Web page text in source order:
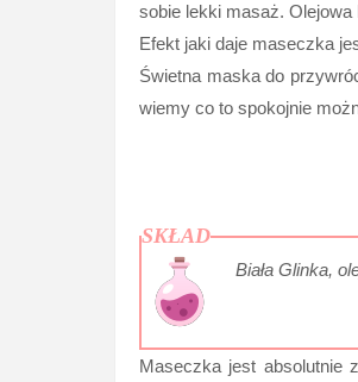
sobie lekki masaż. Olejowa
Efekt jaki daje maseczka
Świetna maska do
wiemy co to spokojnie
SKŁAD
Biała Glinka,
Maseczka jest absolutnie